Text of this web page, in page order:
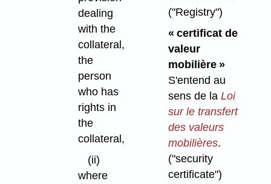
dealing
with the
collateral,
the
person
who has
rights in
the
collateral,
(ii)
where
("Registry")
« certificat de
valeur
mobilière »
S'entend au
sens de la Loi
sur le transfert
des valeurs
mobilières.
("security
certificate")